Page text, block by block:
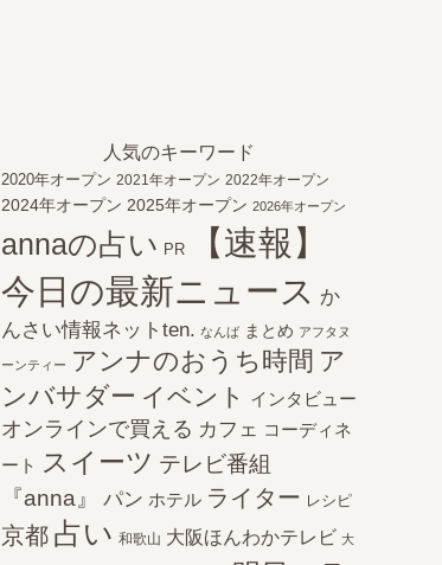
人気のキーワード
2020年オープン 2021年オープン 2022年オープン
2024年オープン 2025年オープン 2026年オープン
annaの占い PR
【速報】
今日の最新ニュース か
んさい情報ネットten. なんば まとめ アフタヌ
ーンティー アンナのおうち時間 ア
ンバサダー イベント インタビュー
オンラインで買える カフェ コーディネ
ート
スイーツ テレビ番組
『anna』
パン ホテル ライター レシピ
京都 占い 和歌山 大阪ほんわかテレビ 大